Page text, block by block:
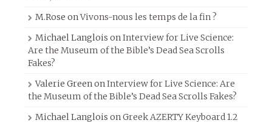
M.Rose onVivons-nous les temps de la fin ?
Michael Langlois on Interview for Live Science:
Are the Museum of the Bible’s Dead Sea Scrolls
Fakes?
Valerie Green on Interview for Live Science: Are
the Museum of the Bible’s Dead Sea Scrolls Fakes?
Michael Langlois on Greek AZERTY Keyboard 1.2